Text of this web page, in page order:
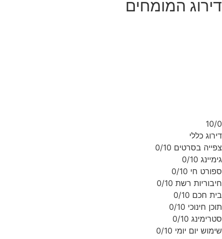
המומחים
10/
כללי
בסרטים0/10
0/10
חי0/10
רשת0/10
חכם0/10
חינוכי0/10
0/10
יום יומי0/10